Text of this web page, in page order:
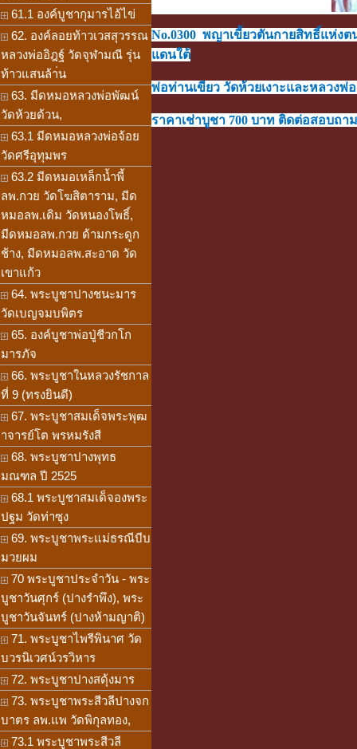
61.1 องค์บูชากุมารไอ้ไข่
62. องค์ลอยท้าวเวสสุวรรณ
หลวงพ่ออิฎฐ์ วัดจุฬามณี รุ่น
ท้าวแสนล้า่น
63. มีดหมอหลวงพ่อพัฒน์
วัดห้วยด้วน,
63.1 มีดหมอหลวงพ่อจ้อย
วัดศรีอุทุมพร
63.2 มีดหมอเหล็กน้ำพี้
ลพ.กวย วัดโฆสิตาราม, มีด
หมอลพ.เดิม วัดหนองโพธิ์,
มีดหมอลพ.กวย ด้ามกระดูก
ช้าง, มีดหมอลพ.สะอาด วัด
เขาแก้ว
64. พระบูชาปางชนะมาร
วัดเบญจมบพิตร
65. องค์บูชาพ่อปู่ชีวกโก
มารภัจ
66. พระบูชาในหลวงรัชกาล
ที่ 9 (ทรงยินดี)
67. พระบูชาสมเด็จพระพุฒ
าจารย์โต พรหมรังสี
68. พระบูชาปางพุทธ
มณฑล ปี 2525
68.1 พระบูชาสมเด็จองพระ
ปฐม วัดท่าซุง
69. พระบูชาพระแม่ธรณีบีบ
มวยผม
70 พระบูชาประจำวัน - พระ
บูชาวันศุกร์ (ปางรำพึง), พระ
บูชาวันจันทร์ (ปางห้ามญาติ)
71. พระบูชาไพรีพินาศ วัด
บวรนิเวศน์วรวิหาร
72. พระบูชาปางสดุ้งมาร
73. พระบูชาพระสีวลีปางจก
บาตร ลพ.แพ วัดพิกุลทอง,
73.1 พระบูชาพระสีวลี
No.0300 พญาเขี้ยวตันกายสิทธิ์แห่ง
แดนใต้
พ่อท่านเขียว วัดห้วยเงาะและหลวง
ราคาเช่าบูชา 700 บาท ติดต่อสอบถา